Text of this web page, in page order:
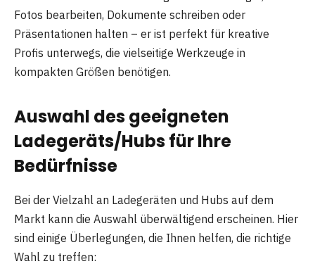
Fotos bearbeiten, Dokumente schreiben oder
Präsentationen halten – er ist perfekt für kreative
Profis unterwegs, die vielseitige Werkzeuge in
kompakten Größen benötigen.
Auswahl des geeigneten
Ladegeräts/Hubs für Ihre
Bedürfnisse
Bei der Vielzahl an Ladegeräten und Hubs auf dem
Markt kann die Auswahl überwältigend erscheinen. Hier
sind einige Überlegungen, die Ihnen helfen, die richtige
Wahl zu treffen: